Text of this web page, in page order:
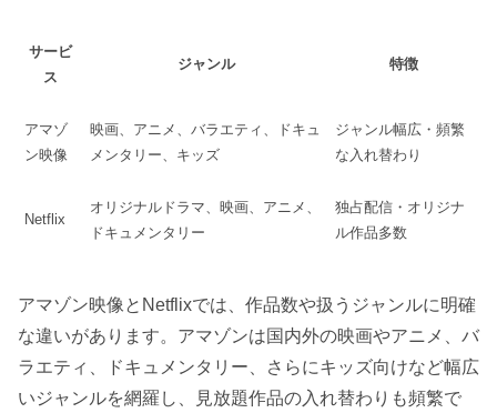
サービ
ス
ジャンル 特徴
アマゾ
ン映像
映画、アニメ、バラエティ、ドキュ
メンタリー、キッズ
ジャンル幅広・頻繁
な入れ替わり
Netflix
オリジナルドラマ、映画、アニメ、
ドキュメンタリー
独占配信・オリジナ
ル作品多数
アマゾン映像とNetflixでは、作品数や扱うジャンルに明確
な違いがあります。アマゾンは国内外の映画やアニメ、バ
ラエティ、ドキュメンタリー、さらにキッズ向けなど幅広
いジャンルを網羅し、見放題作品の入れ替わりも頻繁で